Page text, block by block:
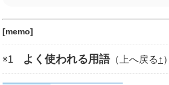
[memo]
※1 よく使われる用語（上へ戻る ↑